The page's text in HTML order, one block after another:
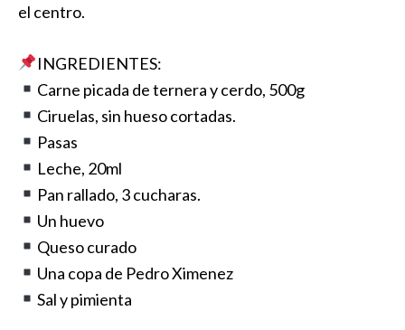
el centro.
INGREDIENTES:
Carne picada de ternera y cerdo, 500g
Ciruelas, sin hueso cortadas.
Pasas
Leche, 20ml
Pan rallado, 3 cucharas.
Un huevo
Queso curado
Una copa de Pedro Ximenez
Sal y pimienta